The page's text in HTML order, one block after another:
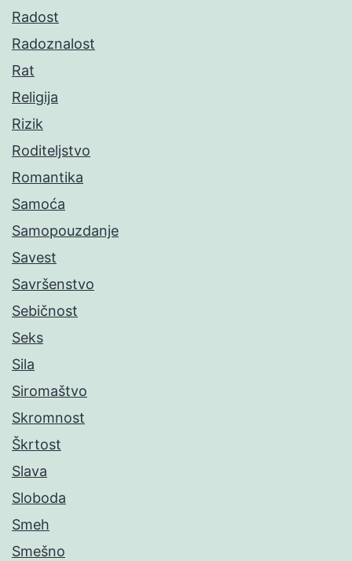
Radost
Radoznalost
Rat
Religija
Rizik
Roditeljstvo
Romantika
Samoća
Samopouzdanje
Savest
Savršenstvo
Sebičnost
Seks
Sila
Siromaštvo
Skromnost
Škrtost
Slava
Sloboda
Smeh
Smešno